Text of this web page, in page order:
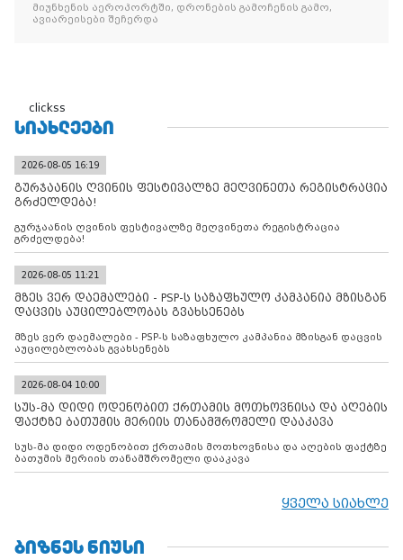
მიუნხენის აეროპორტში, დრონების გამოჩენის გამო,
ავიარეისები შეჩერდა
clickss
ᲡᲘᲐᲮᲚᲔᲔᲑᲘ
2026-08-05 16:19
გურჯაანის ღვინის ფესტივალზე მეღვინეთა რეგისტრაცია
გრძელდება!
გურჯაანის ღვინის ფესტივალზე მეღვინეთა რეგისტრაცია
გრძელდება!
2026-08-05 11:21
მზეს ვერ დაემალები - PSP-ს საზაფხულო კამპანია მზისგან
დაცვის აუცილებლობას გვახსენებს
მზეს ვერ დაემალები - PSP-ს საზაფხულო კამპანია მზისგან დაცვის
აუცილებლობას გვახსენებს
2026-08-04 10:00
სუს-მა დიდი ოდენობით ქრთამის მოთხოვნისა და აღების
ფაქტზე ბათუმის მერიის თანამშრომელი დააკავა
სუს-მა დიდი ოდენობით ქრთამის მოთხოვნისა და აღების ფაქტზე
ბათუმის მერიის თანამშრომელი დააკავა
ყველა სიახლე
ᲑᲘᲖᲜᲔᲡ ᲜᲘᲣᲡᲘ